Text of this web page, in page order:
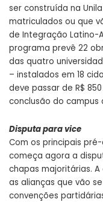
ser construída na
matriculados ou que
de Integração Latino-
programa prevê 22
das quatro
– instalados em 18
deve passar de R$
conclusão do campus
Disputa para vice
Com os principais
começa agora a
chapas majoritárias.
as alianças que vão
convenções